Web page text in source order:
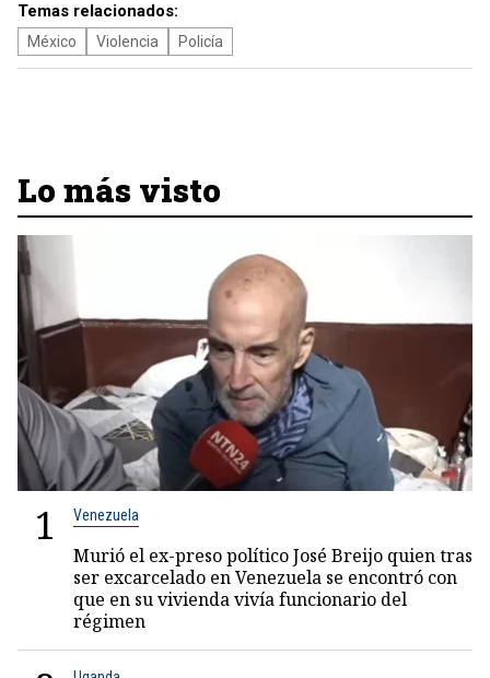
Temas relacionados:
México Violencia Policía
Lo más visto
1 Venezuela
Murió el ex-preso político José Breijo quien tras
ser excarcelado en Venezuela se encontró con
que en su vivienda vivía funcionario del
régimen